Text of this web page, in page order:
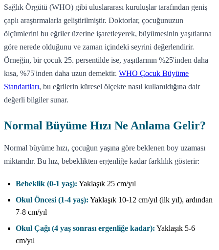
Sağlık Örgütü (WHO) gibi uluslararası kuruluşlar tarafından geniş
çaplı araştırmalarla geliştirilmiştir. Doktorlar, çocuğunuzun
ölçümlerini bu eğriler üzerine işaretleyerek, büyümesinin yaşıtlarına
göre nerede olduğunu ve zaman içindeki seyrini değerlendirir.
Örneğin, bir çocuk 25. persentilde ise, yaşıtlarının %25'inden daha
kısa, %75'inden daha uzun demektir. WHO Çocuk Büyüme
Standartları, bu eğrilerin küresel ölçekte nasıl kullanıldığına dair
değerli bilgiler sunar.
Normal Büyüme Hızı Ne Anlama Gelir?
Normal büyüme hızı, çocuğun yaşına göre beklenen boy uzaması
miktarıdır. Bu hız, bebeklikten ergenliğe kadar farklılık gösterir:
Bebeklik (0-1 yaş): Yaklaşık 25 cm/yıl
Okul Öncesi (1-4 yaş): Yaklaşık 10-12 cm/yıl (ilk yıl), ardından
7-8 cm/yıl
Okul Çağı (4 yaş sonrası ergenliğe kadar): Yaklaşık 5-6
cm/yıl